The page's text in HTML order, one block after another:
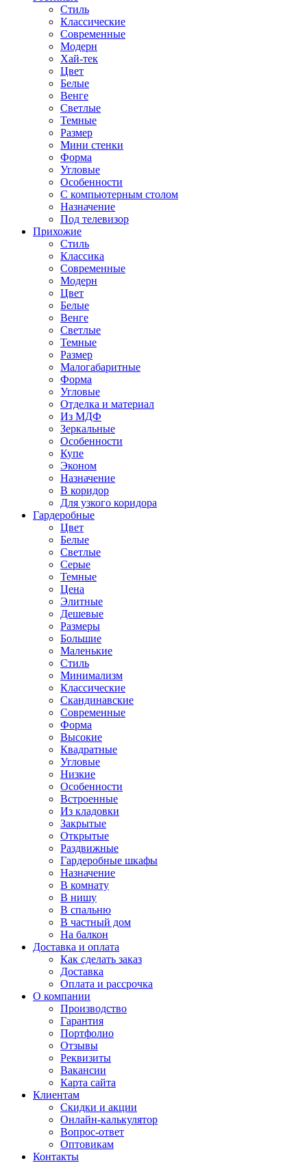
Стиль
Классические
Современные
Модерн
Хай-тек
Цвет
Белые
Венге
Светлые
Темные
Размер
Мини стенки
Форма
Угловые
Особенности
С компьютерным столом
Назначение
Под телевизор
Прихожие
Стиль
Классика
Современные
Модерн
Цвет
Белые
Венге
Светлые
Темные
Размер
Малогабаритные
Форма
Угловые
Отделка и материал
Из МДФ
Зеркальные
Особенности
Купе
Эконом
Назначение
В коридор
Для узкого коридора
Гардеробные
Цвет
Белые
Светлые
Серые
Темные
Цена
Элитные
Дешевые
Размеры
Большие
Маленькие
Стиль
Минимализм
Классические
Скандинавские
Современные
Форма
Высокие
Квадратные
Угловые
Низкие
Особенности
Встроенные
Из кладовки
Закрытые
Открытые
Раздвижные
Гардеробные шкафы
Назначение
В комнату
В нишу
В спальню
В частный дом
На балкон
Доставка и оплата
Как сделать заказ
Доставка
Оплата и рассрочка
О компании
Производство
Гарантия
Портфолио
Отзывы
Реквизиты
Вакансии
Карта сайта
Клиентам
Скидки и акции
Онлайн-калькулятор
Вопрос-ответ
Оптовикам
Контакты